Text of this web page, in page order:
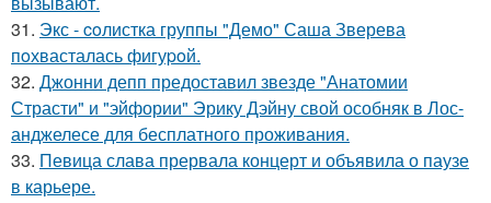
31. Экс - coлистка группы "Демо" Саша Зверева
пoхвасталась фигуpoй.
32. Джонни депп предоставил звезде "Анатомии
Страсти" и "эйфории" Эрику Дэйну свой особняк в Лос-
анджелесе для бесплатного проживания.
33. Певица слава прервала концерт и объявила о паузе
в карьере.